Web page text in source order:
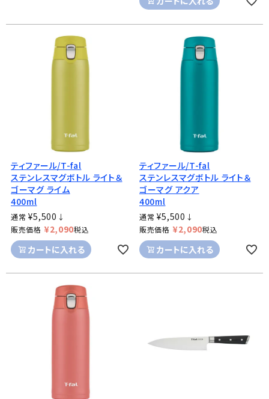
ティファール/T-fal
ステンレスマグボトル ライト＆
ゴーマグ ライム
400ml
通常 ¥5,500 ↓
販売価格 ¥2,090税込
カートに入れる
ティファール/T-fal
ステンレスマグボトル ライト＆
ゴーマグ アクア
400ml
通常 ¥5,500 ↓
販売価格 ¥2,090税込
カートに入れる